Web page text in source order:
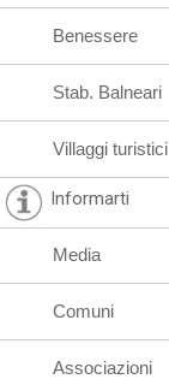
Benessere
Stab. Balneari
Villaggi turistici
Informarti
Media
Comuni
Associazioni